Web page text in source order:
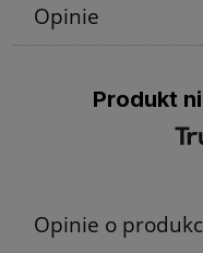
Opinie
Produkt
Opinie o